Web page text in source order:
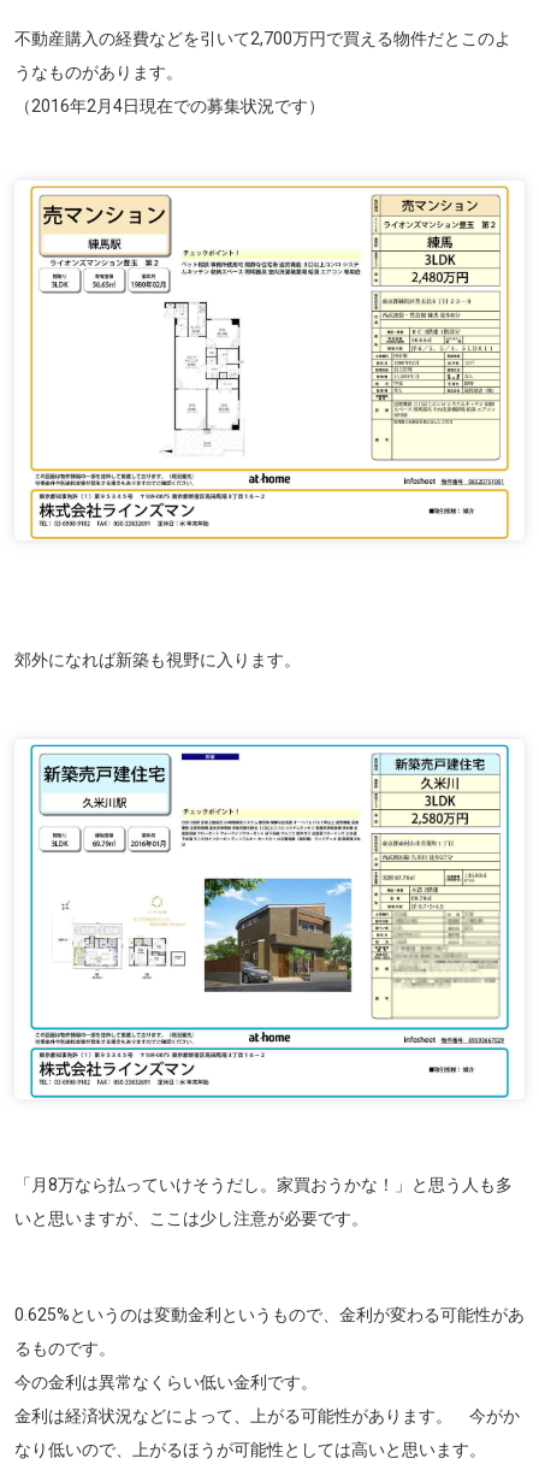
不動産購入の経費などを引いて2,700万円で買える物件だとこのよ
うなものがあります。
（2016年2月4日現在での募集状況です）
郊外になれば新築も視野に入ります。
「月8万なら払っていけそうだし。家買おうかな！」と思う人も多
いと思いますが、ここは少し注意が必要です。
0.625%というのは変動金利というもので、金利が変わる可能性があ
るものです。
今の金利は異常なくらい低い金利です。
金利は経済状況などによって、上がる可能性があります。 今がか
なり低いので、上がるほうが可能性としては高いと思います。